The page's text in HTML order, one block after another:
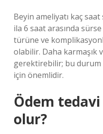
Beyin ameliyatı kaç
ila 6 saat arasında
türüne ve
olabilir. Daha karmaşık
gerektirebilir; bu durum
için önemlidir.
Ödem
olur?